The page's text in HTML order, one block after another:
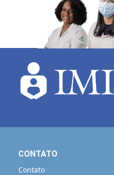
CONTATO
Contato